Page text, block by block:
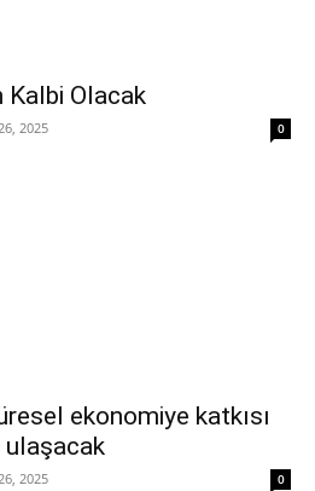
Kalbi Olacak
2025 0
ekonomiye katkısı
2025 0